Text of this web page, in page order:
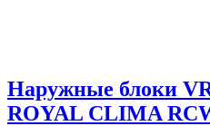
Наружные блоки
ROYAL CLIMA